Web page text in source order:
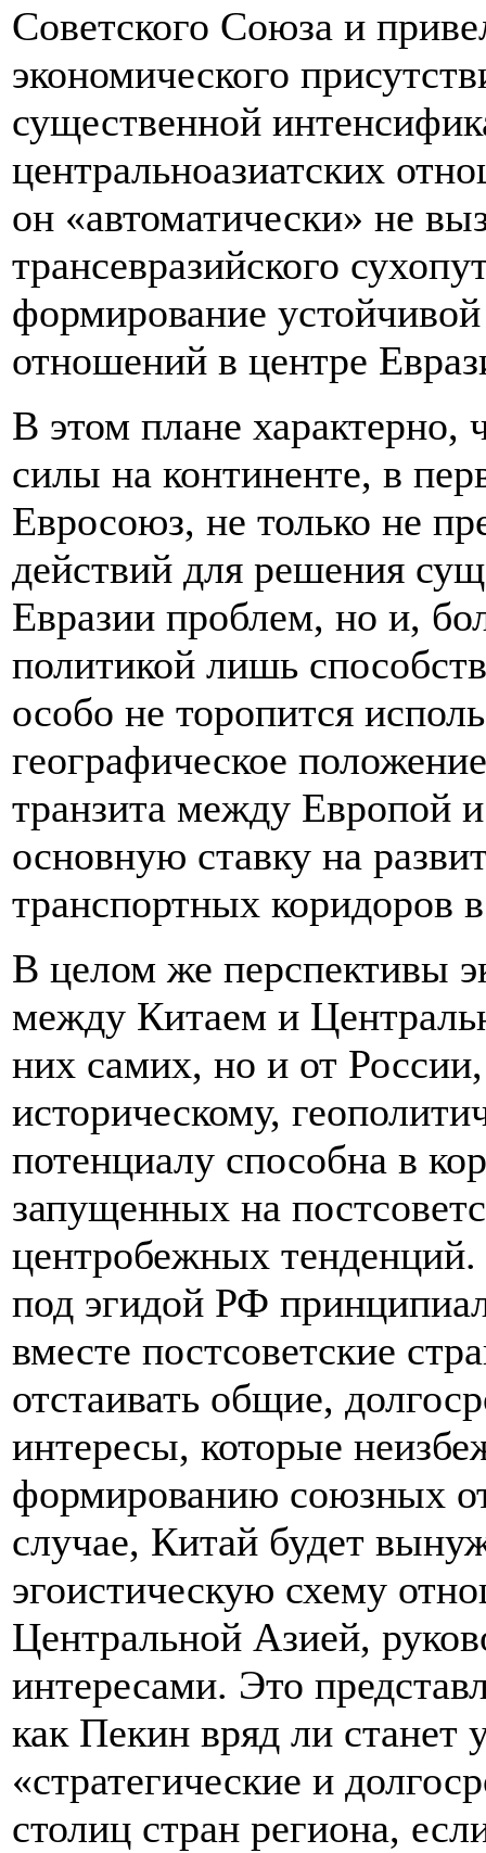
Советского Союза и
экономического
существенной
центральноазиатских
он «автоматически» не
трансевразийского
формирование
отношений в центре
В этом плане
силы на континенте, в
Евросоюз, не только не
действий для решения
Евразии проблем, но и,
политикой лишь
особо не торопится
географическое
транзита между Европой
основную ставку на
транспортных коридоров
В целом же перспективы
между Китаем и
них самих, но и от
историческому,
потенциалу способна в
запущенных на
центробежных
под эгидой РФ
вместе постсоветские
отстаивать общие,
интересы, которые
формированию союзных
случае, Китай будет
эгоистическую схему
Центральной Азией,
интересами. Это
как Пекин вряд ли станет
«стратегические и
столиц стран региона,